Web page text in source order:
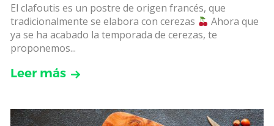
El clafoutis es un postre de origen francés, que
tradicionalmente se elabora con cerezas
Ahora que
ya se ha acabado la temporada de cerezas, te
proponemos...
Leer más